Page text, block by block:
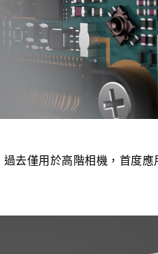
去僅用於高階相機，首度